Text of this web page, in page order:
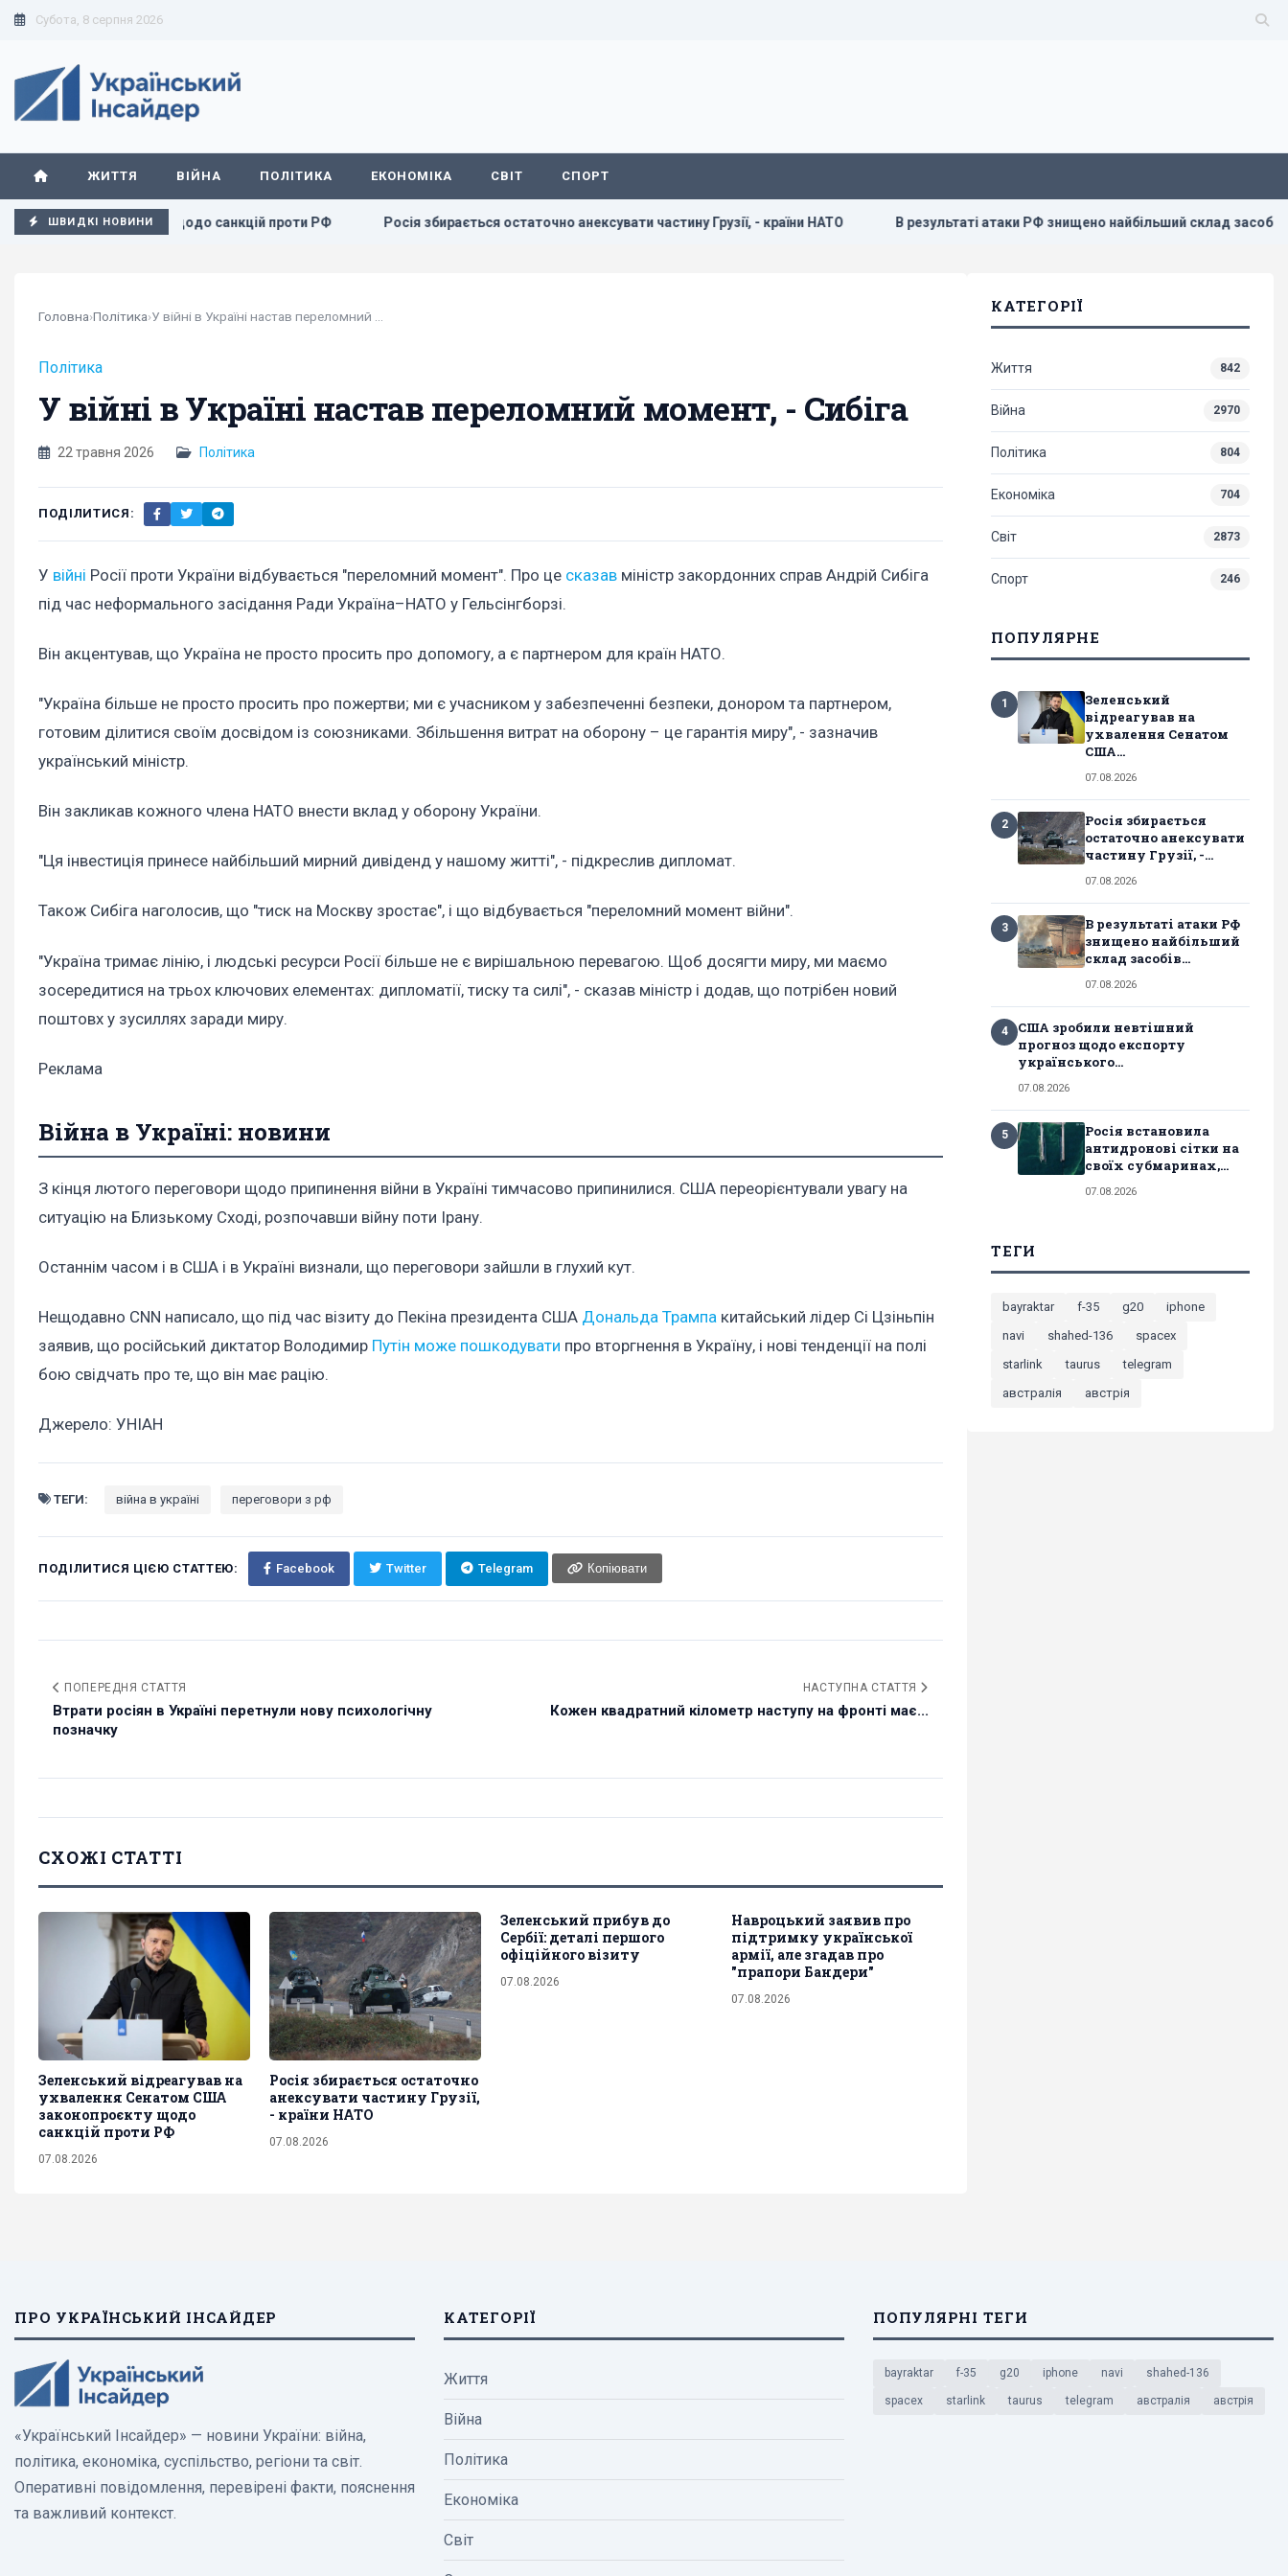
Субота, 8 серпня 2026
ЖИТТЯ ВІЙНА ПОЛІТИКА ЕКОНОМІКА СВІТ СПОРТ
ШВИДКІ НОВИНИщодо санкцій проти РФ Росія збирається остаточно анексувати частину Грузії, - країни НАТО В результаті атаки РФ знищено найбільший склад засобів
Головна›Політика›
Політика
У війні в Україні настав переломний момент, - Сибіга
22 травня 2026 Політика
ПОДІЛИТИСЯ:
У війні Росії проти України відбувається "переломний момент". Про це сказав міністр закордонних справ Андрій Сибіга
під час неформального засідання Ради Україна–НАТО у Гельсінгборзі.
Він акцентував, що Україна не просто просить про допомогу, а є партнером для країн НАТО.
"Україна більше не просто просить про пожертви; ми є учасником у забезпеченні безпеки, донором та партнером,
готовим ділитися своїм досвідом із союзниками. Збільшення витрат на оборону – це гарантія миру", - зазначив
український міністр.
Він закликав кожного члена НАТО внести вклад у оборону України.
"Ця інвестиція принесе найбільший мирний дивіденд у нашому житті", - підкреслив дипломат.
Також Сибіга наголосив, що "тиск на Москву зростає", і що відбувається "переломний момент війни".
"Україна тримає лінію, і людські ресурси Росії більше не є вирішальною перевагою. Щоб досягти миру, ми маємо
зосередитися на трьох ключових елементах: дипломатії, тиску та силі", - сказав міністр і додав, що потрібен новий
поштовх у зусиллях заради миру.
Реклама
Війна в Україні: новини
З кінця лютого переговори щодо припинення війни в Україні тимчасово припинилися. США переорієнтували увагу на
ситуацію на Близькому Сході, розпочавши війну поти Ірану.
Останнім часом і в США і в Україні визнали, що переговори зайшли в глухий кут.
Нещодавно CNN написало, що під час візиту до Пекіна президента США Дональда Трампа китайський лідер Сі Цзіньпін
заявив, що російський диктатор Володимир Путін може пошкодувати про вторгнення в Україну, і нові тенденції на полі
бою свідчать про те, що він має рацію.
Джерело: УНІАН
ТЕГИ: війна в україні переговори з рф
ПОДІЛИТИСЯ ЦІЄЮ СТАТТЕЮ: Facebook Twitter Telegram Копіювати
ПОПЕРЕДНЯ СТАТТЯ
Втрати росіян в Україні перетнули нову психологічну
позначку
НАСТУПНА СТАТТЯ
Кожен квадратний кілометр наступу на фронті має...
СХОЖІ СТАТТІ
Зеленський відреагував на
ухвалення Сенатом США
законопроєкту щодо
санкцій проти РФ
07.08.2026
Росія збирається остаточно
анексувати частину Грузії,
- країни НАТО
07.08.2026
Зеленський прибув до
Сербії: деталі першого
офіційного візиту
07.08.2026
Навроцький заявив про
підтримку української
армії, але згадав про
"прапори Бандери"
07.08.2026
КАТЕГОРІЇ
Життя 842
Війна 2970
Політика 804
Економіка 704
Світ 2873
Спорт 246
ПОПУЛЯРНЕ
1
Зеленський
відреагував на
ухвалення Сенатом
США...
07.08.2026
2
Росія збирається
остаточно анексувати
частину Грузії, -...
07.08.2026
3
В результаті атаки РФ
знищено найбільший
склад засобів...
07.08.2026
4
США зробили невтішний
прогноз щодо експорту
українського...
07.08.2026
5
Росія встановила
антидронові сітки на
своїх субмаринах,...
07.08.2026
ТЕГИ
bayraktar f-35 g20
iphone
navi
shahed-136
spacex
starlink
taurus
telegram
австралія
австрія
ПРО УКРАЇНСЬКИЙ ІНСАЙДЕР
«Український Інсайдер» — новини України: війна,
політика, економіка, суспільство, регіони та світ.
Оперативні повідомлення, перевірені факти, пояснення
та важливий контекст.
КАТЕГОРІЇ
Життя
Війна
Політика
Економіка
Світ
ПОПУЛЯРНІ ТЕГИ
bayraktar f-35 g20 iphone navi shahed-136
spacex starlink taurus telegram австралія австрія